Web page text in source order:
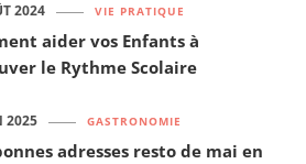
VIE PRATIQUE
aider vos Enfants à
le Rythme Scolaire
2024
GASTRONOMIE
adresses resto de mai en
2025